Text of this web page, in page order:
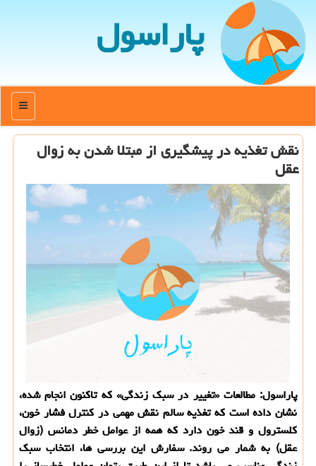
پاراسول
منو
نقش تغذیه در پیشگیری از مبتلا شدن به زوال
عقل
پاراسول: مطالعات «تغییر در سبك زندگی» كه تاكنون انجام شده،
نشان داده است كه تغذیه سالم نقش مهمی در كنترل فشار خون،
كلسترول و قند خون دارد كه همه از عوامل خطر دمانس (زوال
عقل) به شمار می روند. سفارش این بررسی ها، انتخاب سبك